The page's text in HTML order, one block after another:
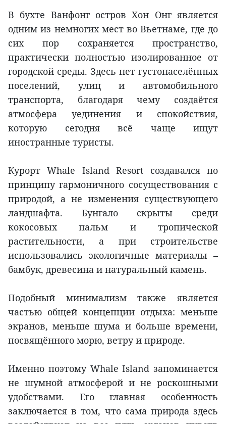
В бухте Ванфонг остров Хон Онг является
одним из немногих мест во Вьетнаме, где до
сих пор сохраняется пространство,
практически полностью изолированное от
городской среды. Здесь нет густонаселённых
поселений, улиц и автомобильного
транспорта, благодаря чему создаётся
атмосфера уединения и спокойствия,
которую сегодня всё чаще ищут
иностранные туристы.
Курорт Whale Island Resort создавался по
принципу гармоничного сосуществования с
природой, а не изменения существующего
ландшафта. Бунгало скрыты среди
кокосовых пальм и тропической
растительности, а при строительстве
использовались экологичные материалы –
бамбук, древесина и натуральный камень.
Подобный минимализм также является
частью общей концепции отдыха: меньше
экранов, меньше шума и больше времени,
посвящённого морю, ветру и природе.
Именно поэтому Whale Island запоминается
не шумной атмосферой и не роскошными
удобствами. Его главная особенность
заключается в том, что сама природа здесь